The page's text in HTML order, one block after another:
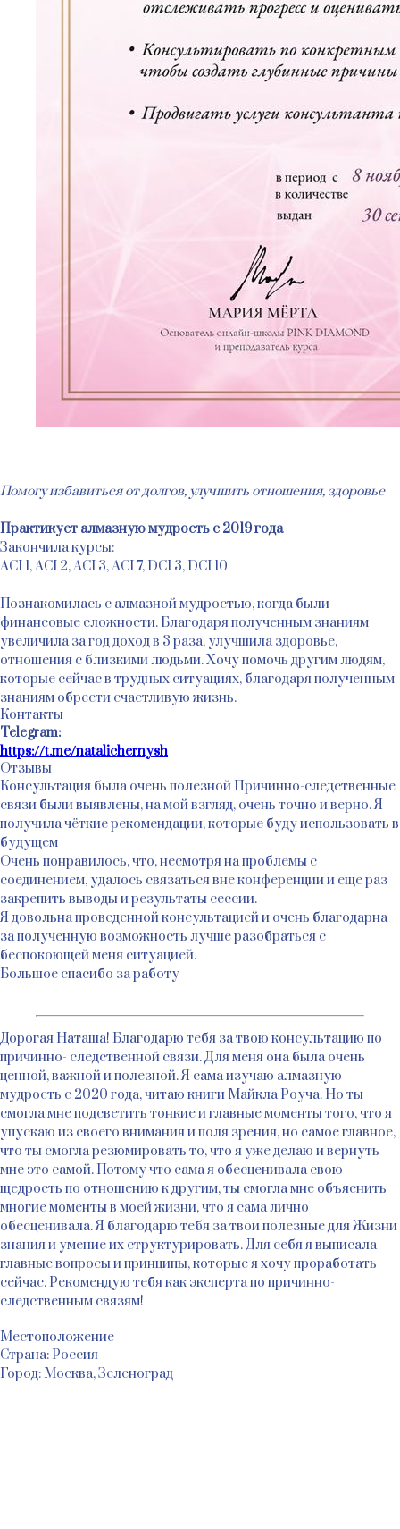
Помогу избавиться от долгов, улучшить отношения, здоровье
Практикует алмазную мудрость с 2019 года
Закончила курсы:
ACI 1, ACI 2, ACI 3, ACI 7, DCI 3, DCI 10
Познакомилась с алмазной мудростью, когда были
финансовые сложности. Благодаря полученным знаниям
увеличила за год доход в 3 раза, улучшила здоровье,
отношения с близкими людьми. Хочу помочь другим людям,
которые сейчас в трудных ситуациях, благодаря полученным
знаниям обрести счастливую жизнь.
Контакты
Telegram:
https://t.me/natalichernysh
Отзывы
Консультация была очень полезной Причинно-следственные
связи были выявлены, на мой взгляд, очень точно и верно. Я
получила чёткие рекомендации, которые буду использовать в
будущем
Очень понравилось, что, несмотря на проблемы с
соединением, удалось связаться вне конференции и еще раз
закрепить выводы и результаты сессии.
Я довольна проведенной консультацией и очень благодарна
за полученную возможность лучше разобраться с
беспокоющей меня ситуацией.
Большое спасибо за работу
Дорогая Наташа! Благодарю тебя за твою консультацию по
причинно- следственной связи. Для меня она была очень
ценной, важной и полезной. Я сама изучаю алмазную
мудрость с 2020 года, читаю книги Майкла Роуча. Но ты
смогла мне подсветить тонкие и главные моменты того, что я
упускаю из своего внимания и поля зрения, но самое главное,
что ты смогла резюмировать то, что я уже делаю и вернуть
мне это самой. Потому что сама я обесценивала свою
щедрость по отношению к другим, ты смогла мне объяснить
многие моменты в моей жизни, что я сама лично
обесценивала. Я благодарю тебя за твои полезные для Жизни
знания и умение их структурировать. Для себя я выписала
главные вопросы и принципы, которые я хочу проработать
сейчас. Рекомендую тебя как эксперта по причинно-
следственным связям!
Местоположение
Страна: Россия
Город: Москва, Зеленоград